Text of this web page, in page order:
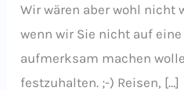
Wir wären aber wohl nicht
wenn wir Sie nicht auf
aufmerksam machen
festzuhalten. ;-) Reisen, […]